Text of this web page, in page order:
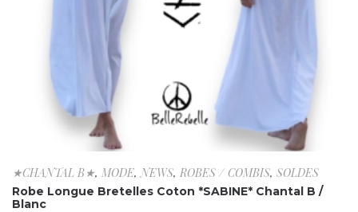
★CHANTAL B★, MODE,NEWS, ROBES / COMBIS, SOLDES
Robe Longue Bretelles Coton *SABINE* Chantal B /
Blanc